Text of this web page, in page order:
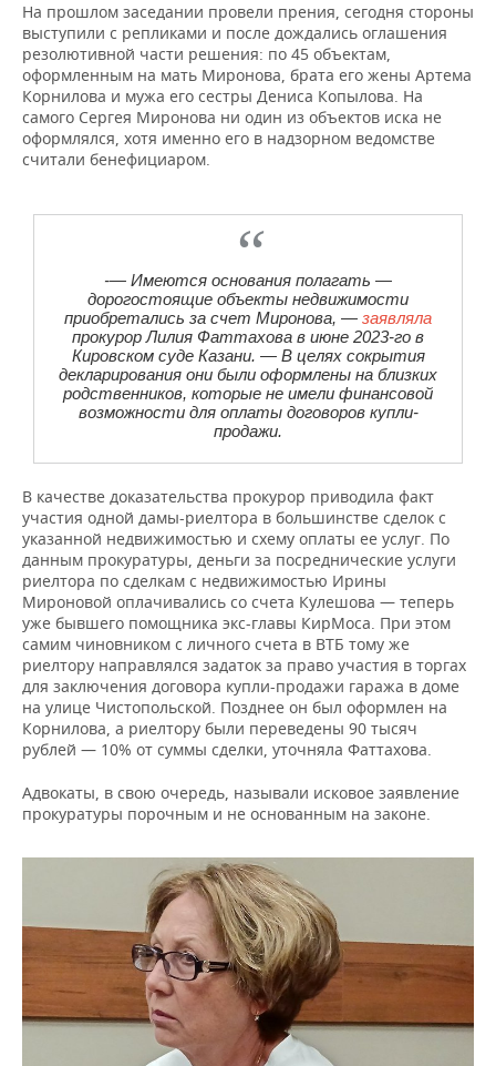
На прошлом заседании провели прения, сегодня стороны
выступили с репликами и после дождались оглашения
резолютивной части решения: по 45 объектам,
оформленным на мать Миронова, брата его жены Артема
Корнилова и мужа его сестры Дениса Копылова. На
самого Сергея Миронова ни один из объектов иска не
оформлялся, хотя именно его в надзорном ведомстве
считали бенефициаром.
-— Имеются основания полагать —
дорогостоящие объекты недвижимости
приобретались за счет Миронова, — заявляла
прокурор Лилия Фаттахова в июне 2023-го в
Кировском суде Казани. — В целях сокрытия
декларирования они были оформлены на близких
родственников, которые не имели финансовой
возможности для оплаты договоров купли-
продажи.
В качестве доказательства прокурор приводила факт
участия одной дамы-риелтора в большинстве сделок с
указанной недвижимостью и схему оплаты ее услуг. По
данным прокуратуры, деньги за посреднические услуги
риелтора по сделкам с недвижимостью Ирины
Мироновой оплачивались со счета Кулешова — теперь
уже бывшего помощника экс-главы КирМоса. При этом
самим чиновником с личного счета в ВТБ тому же
риелтору направлялся задаток за право участия в торгах
для заключения договора купли-продажи гаража в доме
на улице Чистопольской. Позднее он был оформлен на
Корнилова, а риелтору были переведены 90 тысяч
рублей — 10% от суммы сделки, уточняла Фаттахова.
Адвокаты, в свою очередь, называли исковое заявление
прокуратуры порочным и не основанным на законе.